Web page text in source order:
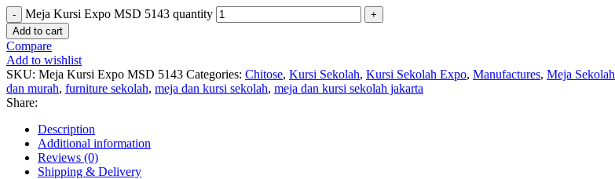
Meja Kursi Expo MSD 5143 quantity
Add to cart
Compare
Add to wishlist
SKU: Meja Kursi Expo MSD 5143 Categories: Chitose, Kursi Sekolah, Kursi Sekolah Expo, Manufactures, Meja Sekolah
dan murah, furniture sekolah, meja dan kursi sekolah, meja dan kursi sekolah jakarta
Share:
Description
Additional information
Reviews (0)
Shipping & Delivery